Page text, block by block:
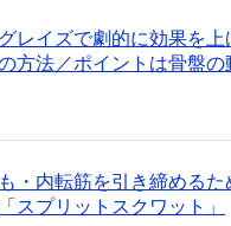
レイズで劇的に効果を上
方法／ポイントは骨盤の
・内転筋を引き締めるた
スプリットスクワット」